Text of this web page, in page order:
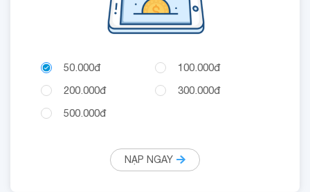
50.000đ
100.000đ
200.000đ
300.000đ
500.000đ
NẠP NGAY